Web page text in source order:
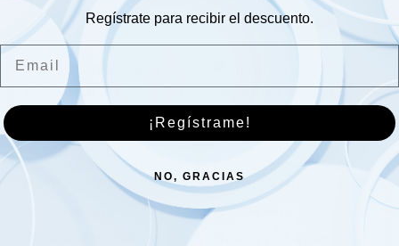
Chasis Defender 110 TD5
SW/DCPU – Versión
Premium Galvanizada –
Cinturón de seguridad
tubular trasero al soporte
del chasis | 110-derecha
277.00
Regístrate para recibir el descuento.
¡Regístrame!
NO, GRACIAS